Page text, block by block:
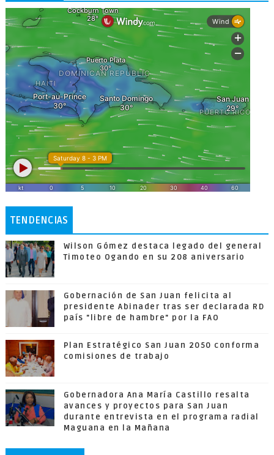
TENDENCIAS
Wilson Gómez destaca legado del general
Timoteo Ogando en su 208 aniversario
Gobernación de San Juan felicita al
presidente Abinader tras ser declarada RD
país "libre de hambre" por la FAO
Plan Estratégico San Juan 2050 conforma
comisiones de trabajo
Gobernadora Ana María Castillo resalta
avances y proyectos para San Juan
durante entrevista en el programa radial
Maguana en la Mañana